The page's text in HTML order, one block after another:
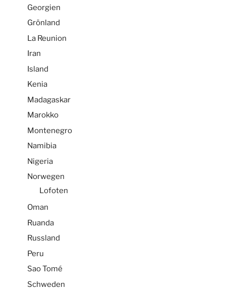
Georgien
Grönland
La Reunion
Iran
Island
Kenia
Madagaskar
Marokko
Montenegro
Namibia
Nigeria
Norwegen
Lofoten
Oman
Ruanda
Russland
Peru
Sao Tomé
Schweden